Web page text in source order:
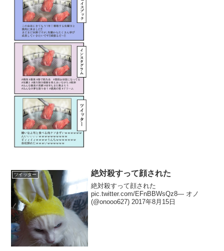
ツイッター 絶対殺すって顔された
絶対殺すって顔された
pic.twitter.com/EFnBBWsQz8— オノ
(@onooo627) 2017年8月15日